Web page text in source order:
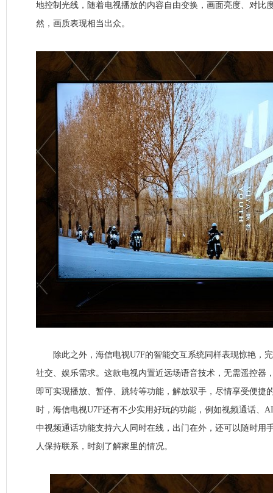
地控制光线，随着电视播放的内容自由变换，画面亮度、对比
然，画质表现相当出众。
除此之外，海信电视U7F的智能交互系统同样表现惊艳，
社交、娱乐需求。这款电视内置近远场语音技术，无需遥控器
即可实现播放、暂停、跳转等功能，解放双手，尽情享受便捷
时，海信电视U7F还有不少实用好玩的功能，例如视频通话、
中视频通话功能支持六人同时在线，出门在外，还可以随时用
人保持联系，时刻了解家里的情况。